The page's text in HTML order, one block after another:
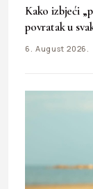
Kako izbjeći
povratak u
6. August 2026.